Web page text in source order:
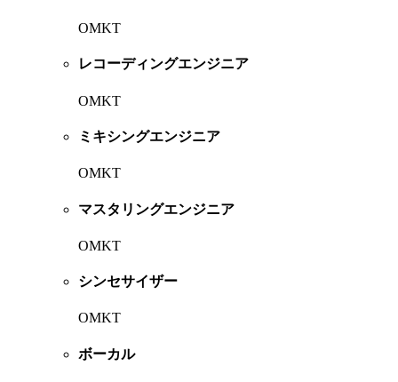
OMKT
レコーディングエンジニア
OMKT
ミキシングエンジニア
OMKT
マスタリングエンジニア
OMKT
シンセサイザー
OMKT
ボーカル